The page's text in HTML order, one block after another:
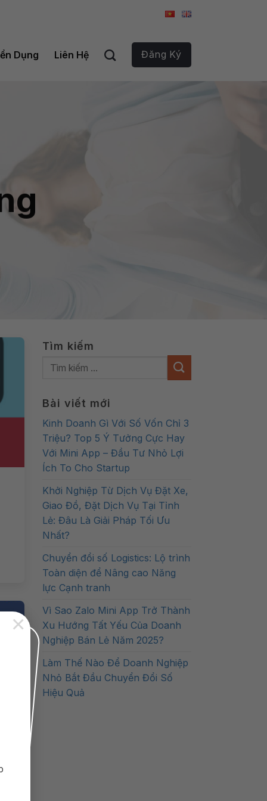
×
Dụng Liên Hệ Đăng Ký
Tìm kiếm
Bài viết mới
Kinh Doanh Gì Với Số Vốn Chỉ 3
Triệu? Top 5 Ý Tưởng Cực Hay
Với Mini App – Đầu Tư Nhỏ Lợi
Ích To Cho Startup
Khởi Nghiệp Từ Dịch Vụ Đặt Xe,
Giao Đồ, Đặt Dịch Vụ Tại Tỉnh
Lẻ: Đâu Là Giải Pháp Tối Ưu
Nhất?
Chuyển đổi số Logistics: Lộ trình
Toàn diện để Nâng cao Năng
lực Cạnh tranh
Vì Sao Zalo Mini App Trở Thành
Xu Hướng Tất Yếu Của Doanh
Nghiệp Bán Lẻ Năm 2025?
Làm Thế Nào Để Doanh Nghiệp
Nhỏ Bắt Đầu Chuyển Đổi Số
Hiệu Quả